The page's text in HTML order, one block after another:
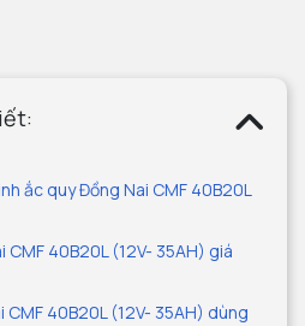
ắc quy Đồng Nai CMF 40B20L
CMF 40B20L (12V- 35AH) giá
CMF 40B20L (12V- 35AH) dùng